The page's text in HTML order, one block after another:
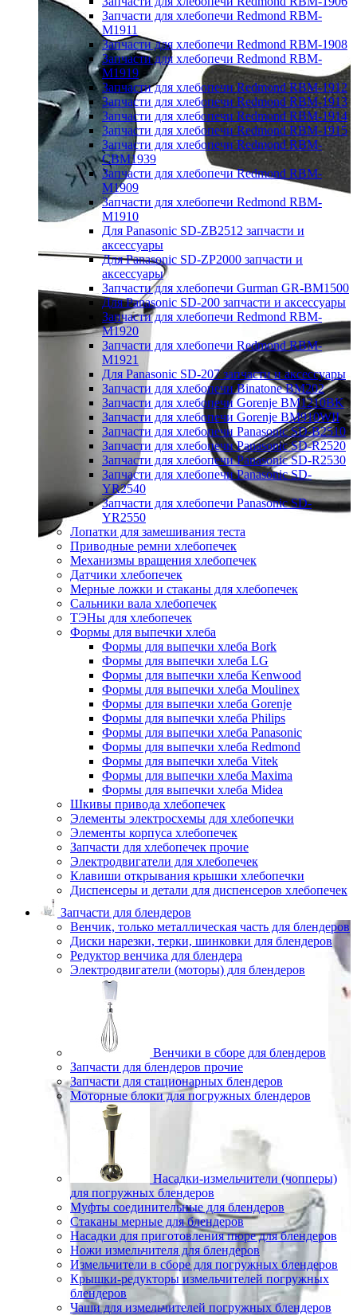
Запчасти для хлебопечи Redmond RBM-
M1911
Запчасти для хлебопечи Redmond RBM-1908
Запчасти для хлебопечи Redmond RBM-
M1919
Запчасти для хлебопечи Redmond RBM-1912
Запчасти для хлебопечи Redmond RBM-1913
Запчасти для хлебопечи Redmond RBM-1914
Запчасти для хлебопечи Redmond RBM-1915
Запчасти для хлебопечи Redmond RBM-
CBM1939
Запчасти для хлебопечи Redmond RBM-
M1909
Запчасти для хлебопечи Redmond RBM-
M1910
Для Panasonic SD-ZB2512 запчасти и
аксессуары
Для Panasonic SD-ZP2000 запчасти и
аксессуары
Запчасти для хлебопечи Gurman GR-BM1500
Для Panasonic SD-200 запчасти и аксессуары
Запчасти для хлебопечи Redmond RBM-
M1920
Запчасти для хлебопечи Redmond RBM-
M1921
Для Panasonic SD-207 запчасти и аксессуары
Запчасти для хлебопечи Binatone BM202
Запчасти для хлебопечи Gorenje BM1210BK
Запчасти для хлебопечи Gorenje BM910WII
Запчасти для хлебопечи Panasonic SD-B2510
Запчасти для хлебопечи Panasonic SD-R2520
Запчасти для хлебопечи Panasonic SD-R2530
Запчасти для хлебопечи Panasonic SD-
YR2540
Запчасти для хлебопечи Panasonic SD-
YR2550
Лопатки для замешивания теста
Приводные ремни хлебопечек
Механизмы вращения хлебопечек
Датчики хлебопечек
Мерные ложки и стаканы для хлебопечек
Сальники вала хлебопечек
ТЭНы для хлебопечек
Формы для выпечки хлеба
Формы для выпечки хлеба Bork
Формы для выпечки хлеба LG
Формы для выпечки хлеба Kenwood
Формы для выпечки хлеба Moulinex
Формы для выпечки хлеба Gorenje
Формы для выпечки хлеба Philips
Формы для выпечки хлеба Panasonic
Формы для выпечки хлеба Redmond
Формы для выпечки хлеба Vitek
Формы для выпечки хлеба Maxima
Формы для выпечки хлеба Midea
Шкивы привода хлебопечек
Элементы электросхемы для хлебопечки
Элементы корпуса хлебопечек
Запчасти для хлебопечек прочие
Электродвигатели для хлебопечек
Клавиши открывания крышки хлебопечки
Диспенсеры и детали для диспенсеров хлебопечек
Запчасти для блендеров
Венчик, только металлическая часть для блендеров
Диски нарезки, терки, шинковки для блендеров
Редуктор венчика для блендера
Электродвигатели (моторы) для блендеров
Венчики в сборе для блендеров
Запчасти для блендеров прочие
Запчасти для стационарных блендеров
Моторные блоки для погружных блендеров
Насадки-измельчители (чопперы)
для погружных блендеров
Муфты соединительные для блендеров
Стаканы мерные для блендеров
Насадки для приготовления пюре для блендеров
Ножи измельчителя для блендеров
Измельчители в сборе для погружных блендеров
Крышки-редукторы измельчителей погружных
блендеров
Чаши для измельчителей погружных блендеров